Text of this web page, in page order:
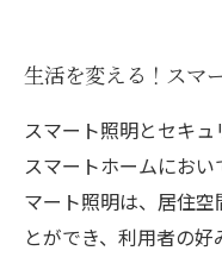
生活を変える！スマ
スマート照明とセキ
スマートホームにお
マート照明は、居住
とができ、利用者の